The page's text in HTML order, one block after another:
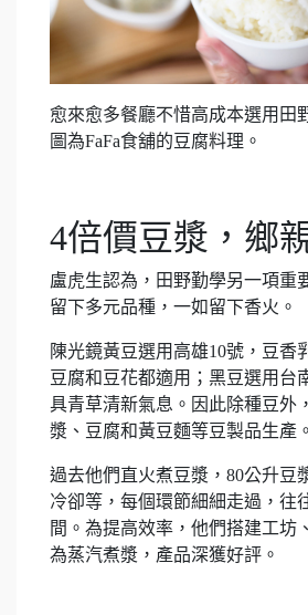
愈來愈多餐廳不惜高成本選用田
圖為FaFa食舖的豆腐料理。
4倍價豆漿，鄉
盧虎生認為，田野勤學另一項重
留下多元品種，一如留下香火。
陳光鏡黃豆選用高雄10號，豆香
豆腐和豆花都適用；黑豆選用台
具青草清新氣息。因此除種豆外
漿、豆腐和黃豆麵等豆製品生產。
過去他們直火煮豆漿，80公升豆
冷卻等，每個環節細細走過，往
間。為提高效率，他們搭建工坊
為蒸汽煮漿，產品深獲好評。